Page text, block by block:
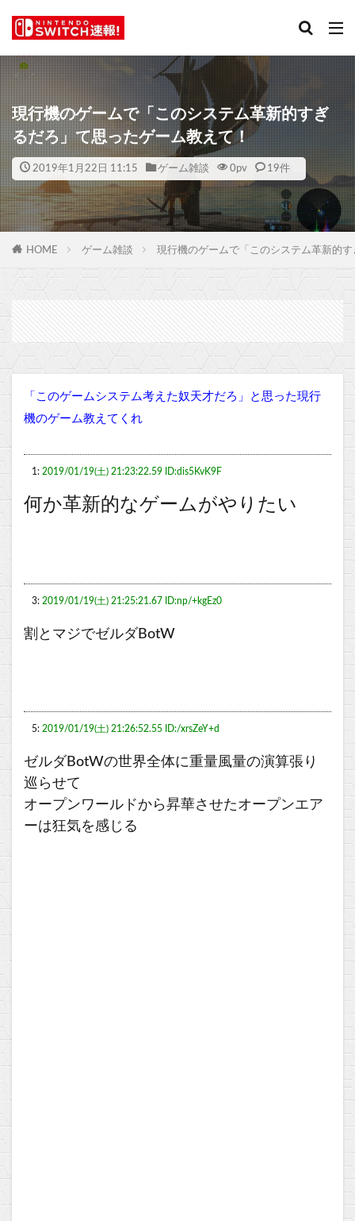
現行機のゲームで「このシステム革新的すぎ
るだろ」て思ったゲーム教えて！
2019年1月22日 11:15 ゲーム雑談 0pv 19件
HOME ゲーム雑談 現行機のゲームで「このシステム革新的
「このゲームシステム考えた奴天才だろ」と思った現行
機のゲーム教えてくれ
1: 2019/01/19(土) 21:23:22.59 ID:dis5KvK9F
何か革新的なゲームがやりたい
3: 2019/01/19(土) 21:25:21.67 ID:np/+kgEz0
割とマジでゼルダBotW
5: 2019/01/19(土) 21:26:52.55 ID:/xrsZeY+d
ゼルダBotWの世界全体に重量風量の演算張り
巡らせて
オープンワールドから昇華させたオープンエア
ーは狂気を感じる